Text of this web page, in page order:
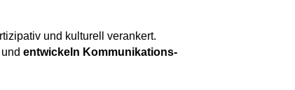
und kulturell verankert.
undentwickeln Kommunikations-